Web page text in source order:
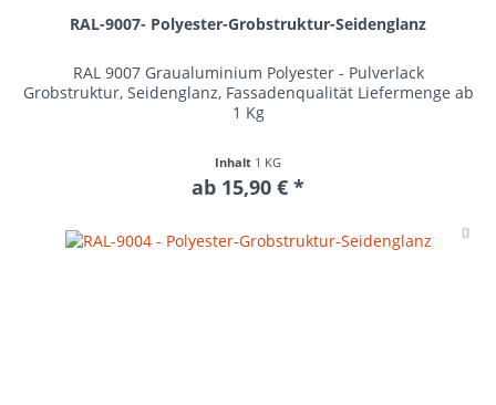
RAL-9007- Polyester-Grobstruktur-Seidenglanz
RAL 9007 Graualuminium Polyester - Pulverlack
Grobstruktur, Seidenglanz, Fassadenqualität Liefermenge ab
1 Kg
Inhalt 1 KG
ab 15,90 € *